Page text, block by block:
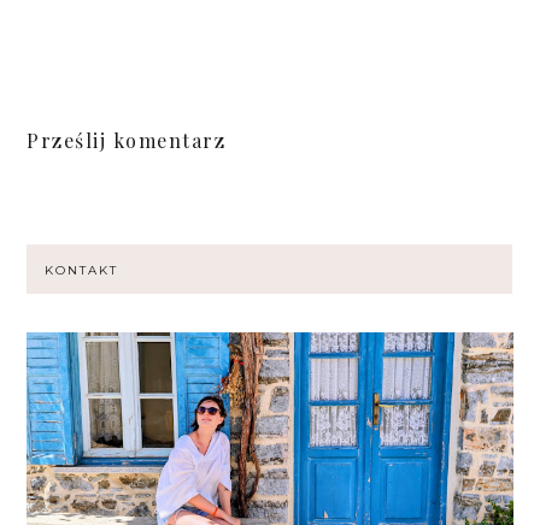
Prześlij komentarz
KONTAKT